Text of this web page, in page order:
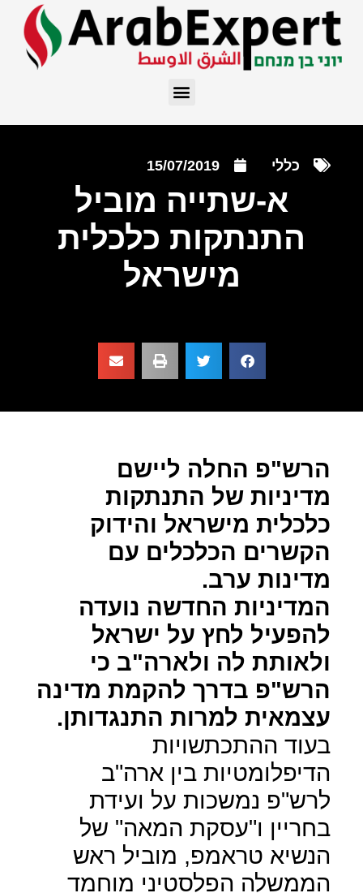
כללי 15/07/2019
א-שתייה מוביל
התנתקות כלכלית
מישראל
הרש"פ החלה ליישם
מדיניות של התנתקות
כלכלית מישראל והידוק
הקשרים הכלכלים עם
מדינות ערב.
המדיניות החדשה נועדה
להפעיל לחץ על ישראל
ולאותת לה ולארה"ב כי
הרש"פ בדרך להקמת מדינה
עצמאית למרות התנגדותן.
בעוד ההתכתשויות
הדיפלומטיות בין ארה"ב
לרש"פ נמשכות על ועידת
בחריין ו"עסקת המאה" של
הנשיא טראמפ, מוביל ראש
הממשלה הפלסטיני מוחמד